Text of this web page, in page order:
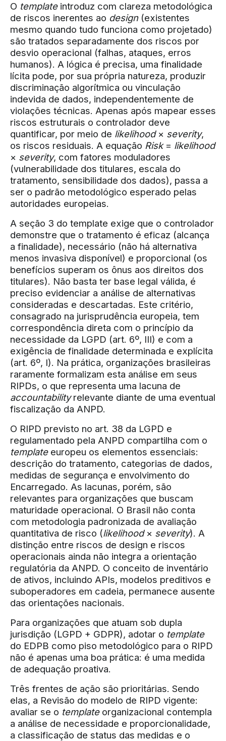
O template introduz com clareza metodológica
de riscos inerentes ao design (existentes
mesmo quando tudo funciona como projetado)
são tratados separadamente dos riscos por
desvio operacional (falhas, ataques, erros
humanos). A lógica é precisa, uma finalidade
lícita pode, por sua própria natureza, produzir
discriminação algorítmica ou vinculação
indevida de dados, independentemente de
violações técnicas. Apenas após mapear esses
riscos estruturais o controlador deve
quantificar, por meio de likelihood × severity,
os riscos residuais. A equação Risk = likelihood
× severity, com fatores moduladores
(vulnerabilidade dos titulares, escala do
tratamento, sensibilidade dos dados), passa a
ser o padrão metodológico esperado pelas
autoridades europeias.
A seção 3 do template exige que o controlador
demonstre que o tratamento é eficaz (alcança
a finalidade), necessário (não há alternativa
menos invasiva disponível) e proporcional (os
benefícios superam os ônus aos direitos dos
titulares). Não basta ter base legal válida, é
preciso evidenciar a análise de alternativas
consideradas e descartadas. Este critério,
consagrado na jurisprudência europeia, tem
correspondência direta com o princípio da
necessidade da LGPD (art. 6º, III) e com a
exigência de finalidade determinada e explícita
(art. 6º, I). Na prática, organizações brasileiras
raramente formalizam esta análise em seus
RIPDs, o que representa uma lacuna de
accountabilityrelevante diante de uma eventual
fiscalização da ANPD.
O RIPD previsto no art. 38 da LGPD e
regulamentado pela ANPD compartilha com o
template europeu os elementos essenciais:
descrição do tratamento, categorias de dados,
medidas de segurança e envolvimento do
Encarregado. As lacunas, porém, são
relevantes para organizações que buscam
maturidade operacional. O Brasil não conta
com metodologia padronizada de avaliação
quantitativa de risco (likelihood × severity). A
distinção entre riscos de design e riscos
operacionais ainda não integra a orientação
regulatória da ANPD. O conceito de inventário
de ativos, incluindo APIs, modelos preditivos e
suboperadores em cadeia, permanece ausente
das orientações nacionais.
Para organizações que atuam sob dupla
jurisdição (LGPD + GDPR), adotar o template
do EDPB como piso metodológico para o RIPD
não é apenas uma boa prática: é uma medida
de adequação proativa.
Três frentes de ação são prioritárias. Sendo
elas, a Revisão do modelo de RIPD vigente:
avaliar se o template organizacional contempla
a análise de necessidade e proporcionalidade,
a classificação de status das medidas e o